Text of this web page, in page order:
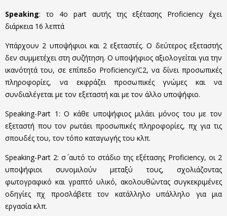
Speaking: το 4ο part αυτής της εξέτασης Proficiency έχει
διάρκεια 16 λεπτά
Υπάρχουν 2 υποψήφιοι και 2 εξεταστές. Ο δεύτερος εξεταστής
δεν συμμετέχει στη συζήτηση. Ο υποψήφιος αξιολογείται για την
ικανότητά του, σε επίπεδο Proficiency/C2, να δίνει προσωπικές
πληροφορίες, να εκφράζει προσωπικές γνώμες και να
συνδιαλέγεται με τον εξεταστή και με τον άλλο υποψήφιο.
Speaking-Part 1: Ο κάθε υποψήφιος μιλάει μόνος του με τον
εξεταστή που τον ρωτάει προσωπικές πληροφορίες, πχ για τις
σπουδές του, τον τόπο καταγωγής του κλπ.
Speaking-Part 2: σ΄ αυτό το στάδιο της εξέτασης Proficiency, oι 2
υποψήφιοι συνομιλούν μεταξύ τους, σχολιάζοντας
φωτογραφικό και γραπτό υλικό, ακολουθώντας συγκεκριμένες
οδηγίες πχ προσλάβετε τον κατάλληλο υπάλληλο για μια
εργασία κλπ.